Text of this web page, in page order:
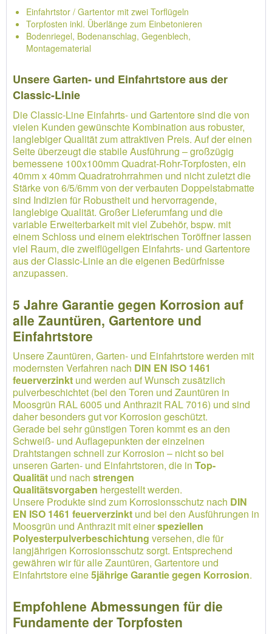
Einfahrtstor / Gartentor mit zwei Torflügeln
Torpfosten inkl. Überlänge zum Einbetonieren
Bodenriegel, Bodenanschlag, Gegenblech,
Montagematerial
Unsere Garten- und Einfahrtstore aus der
Classic-Linie
Die Classic-Line Einfahrts- und Gartentore sind die von
vielen Kunden gewünschte Kombination aus robuster,
langlebiger Qualität zum attraktiven Preis. Auf der einen
Seite überzeugt die stabile Ausführung – großzügig
bemessene 100x100mm Quadrat-Rohr-Torpfosten, ein
40mm x 40mm Quadratrohrrahmen und nicht zuletzt die
Stärke von 6/5/6mm von der verbauten Doppelstabmatte
sind Indizien für Robustheit und hervorragende,
langlebige Qualität. Großer Lieferumfang und die
variable Erweiterbarkeit mit viel Zubehör, bspw. mit
einem Schloss und einem elektrischen Toröffner lassen
viel Raum, die zweiflügeligen Einfahrts- und Gartentore
aus der Classic-Linie an die eigenen Bedürfnisse
anzupassen.
5 Jahre Garantie gegen Korrosion auf
alle Zauntüren, Gartentore und
Einfahrtstore
Unsere Zauntüren, Garten- und Einfahrtstore werden mit
modernsten Verfahren nach DIN EN ISO 1461
feuerverzinkt und werden auf Wunsch zusätzlich
pulverbeschichtet (bei den Toren und Zauntüren in
Moosgrün RAL 6005 und Anthrazit RAL 7016) und sind
daher besonders gut vor Korrosion geschützt.
Gerade bei sehr günstigen Toren kommt es an den
Schweiß- und Auflagepunkten der einzelnen
Drahtstangen schnell zur Korrosion – nicht so bei
unseren Garten- und Einfahrtstoren, die in Top-
Qualität und nach strengen
Qualitätsvorgaben hergestellt werden.
Unsere Produkte sind zum Korrosionsschutz nach DIN
EN ISO 1461 feuerverzinkt und bei den Ausführungen in
Moosgrün und Anthrazit mit einerspeziellen
Polyesterpulverbeschichtung versehen, die für
langjährigen Korrosionsschutz sorgt. Entsprechend
gewähren wir für alle Zauntüren, Gartentore und
Einfahrtstore eine5jährige Garantie gegen Korrosion.
Empfohlene Abmessungen für die
Fundamente der Torpfosten